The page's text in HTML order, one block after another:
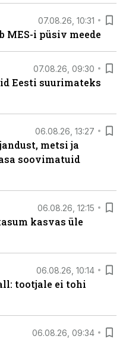
07.08.26, 10:31
MES-i püsiv meede
07.08.26, 09:30
Eesti suurimateks
06.08.26, 13:27
metsi ja
soovimatuid
06.08.26, 12:15
kasvas üle
06.08.26, 10:14
tootjale ei tohi
06.08.26, 09:34